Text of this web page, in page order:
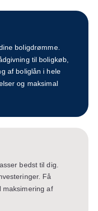
boligdrømme.
til boligkøb,
af boliglån i hele
og maksimal
bedst til dig.
Få
maksimering af